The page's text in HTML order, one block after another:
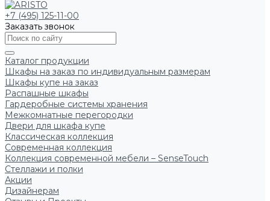
+7 (495) 125-11-00
Заказать звонок
Каталог продукции
Шкафы на заказ по индивидуальным размерам
Шкафы купе на заказ
Распашные шкафы
Гардеробные системы хранения
Межкомнатные перегородки
Двери для шкафа купе
Классическая коллекция
Современная коллекция
Коллекция современной мебели – SenseTouch
Стеллажи и полки
Акции
Дизайнерам